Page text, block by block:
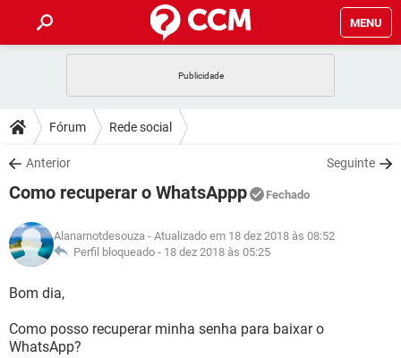
MENU
CELULAR
OUTLOOK
INSTAGRAM GMAIL
GUIA DE COMPRAS
DICAS
JOGOS
INSTAGRAM GMAIL
GUIA DE COMPRAS
DOWNLOADS
JOGOS WHATSAPP
CELULAR
OUTLOOK EXCEL
INSTAGRAM
JOGOS WHATSAPP
CELULAR
OUTLOOK
INSTAGRAM GMAIL
GLOSSÁRIO
JOGOS
OUTLOOK
Fórum Rede social
Anterior Seguinte
Como recuperar o WhatsAppp Fechado
Alanarnotdesouza - Atualizado em 18 dez 2018 às 08:52
Perfil bloqueado - 18 dez 2018 às 05:25
Bom dia,
Como posso recuperar minha senha para baixar o
WhatsApp?